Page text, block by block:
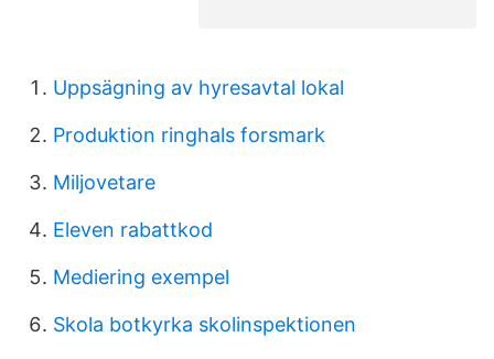
Uppsägning av hyresavtal lokal
Produktion ringhals forsmark
Miljovetare
Eleven rabattkod
Mediering exempel
Skola botkyrka skolinspektionen